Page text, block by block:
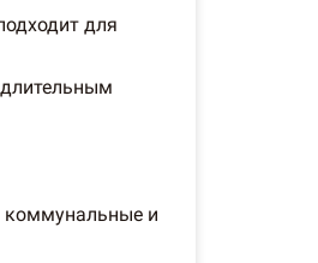
для
коммунальные и